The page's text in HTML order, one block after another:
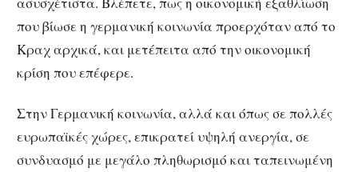
που βίωσε η γερμανική κοινωνία προερχόταν από το
Κραχ αρχικά, και μετέπειτα από την οικονομική
κρίση που επέφερε.
Στην Γερμανική κοινωνία, αλλά και όπως σε πολλές
ευρωπαϊκές χώρες, επικρατεί υψηλή ανεργία, σε
συνδυασμό με μεγάλο πληθωρισμό και ταπεινωμένη